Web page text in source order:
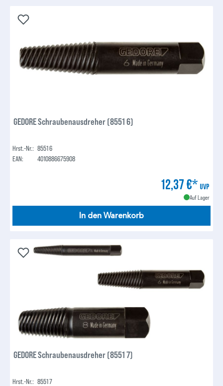
GEDORE Schraubenausdreher (8551 6)
Hrst.-Nr.: 8551 6
EAN:
4010886675908
12,37 €* UVP
Auf Lager
In den Warenkorb
GEDORE Schraubenausdreher (8551 7)
Hrst.-Nr.: 8551 7